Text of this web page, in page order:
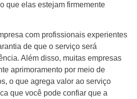
que elas estejam firmemente
com profissionais experientes
de que o serviço será
Além disso, muitas empresas
aprimoramento por meio de
o que agrega valor ao serviço
que você pode confiar que a